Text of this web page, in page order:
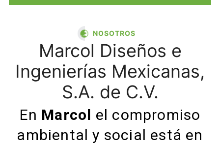
NOSOTROS
Marcol Diseños e
Ingenierías Mexicanas,
S.A. de C.V.
En Marcol el compromiso
ambiental y social está en